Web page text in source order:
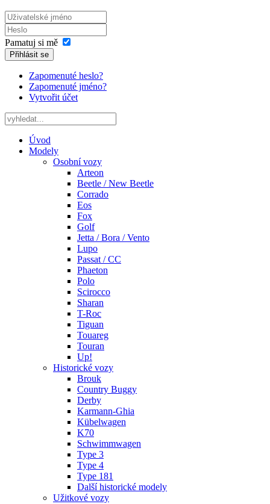
Pamatuj si mě
Přihlásit se
Zapomenuté heslo?
Zapomenuté jméno?
Vytvořit účet
Úvod
Modely
Osobní vozy
Arteon
Beetle / New Beetle
Corrado
Eos
Fox
Golf
Jetta / Bora / Vento
Lupo
Passat / CC
Phaeton
Polo
Scirocco
Sharan
T-Roc
Tiguan
Touareg
Touran
Up!
Historické vozy
Brouk
Country Buggy
Derby
Karmann-Ghia
Kübelwagen
K70
Schwimmwagen
Type 3
Type 4
Type 181
Další historické modely
Užitkové vozy